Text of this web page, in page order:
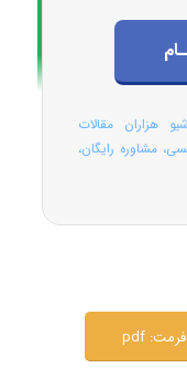
هزاران مقالات
مشاوره رایگان،
فرمت: pdf